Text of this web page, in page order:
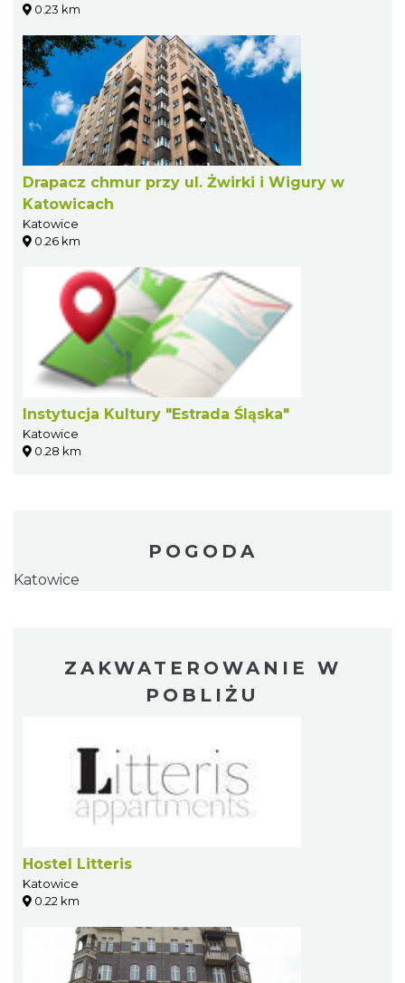
0.23 km
Drapacz chmur przy ul. Żwirki i Wigury w
Katowicach
Katowice
0.26 km
Instytucja Kultury "Estrada Śląska"
Katowice
0.28 km
POGODA
Katowice
ZAKWATEROWANIE W
POBLIŻU
Hostel Litteris
Katowice
0.22 km